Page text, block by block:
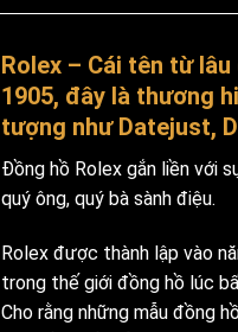
Rolex – Cái tên từ
1905, đây là thương
tượng như Datejust,
Đồng hồ Rolex gắn liền với
quý ông, quý bà sành điệu.
Rolex được thành lập vào
trong thế giới đồng hồ lúc
Cho rằng những mẫu đồng